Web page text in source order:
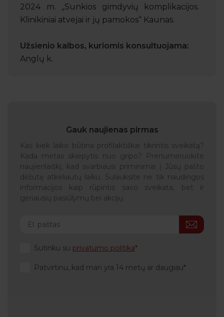
2024 m. „Sunkios gimdyvių komplikacijos.
Klinikiniai atvejai ir jų pamokos“ Kaunas.
Užsienio kalbos, kuriomis konsultuojama:
Anglų k.
Gauk naujienas pirmas
Kas kiek laiko būtina profilaktiškai tikrintis sveikatą?
Kada metas skiepytis nuo gripo? Prenumeruokite
naujienlaiškį, kad svarbiausi priminimai į Jūsų pašto
dėžutę atkeliautų laiku. Sulauksite ne tik naudingos
informacijos kaip rūpintis savo sveikata, bet ir
geriausių pasiūlymų bei akcijų.
Sutinku su privatumo politika
Patvirtinu, kad man yra 14 metų ar daugiau